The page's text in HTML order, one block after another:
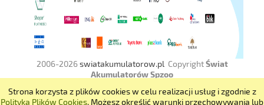
Strona korzysta z plików cookies w celu realizacji usług i zgodnie z
Polityką Plików Cookies. Możesz określić warunki przechowywania lub
2006-2026swiatakumulatorow.pl CopyrightŚwiat
Akumulatorów Spzoo
POKAŻ PEŁNĄ WERSJĘ STRONY